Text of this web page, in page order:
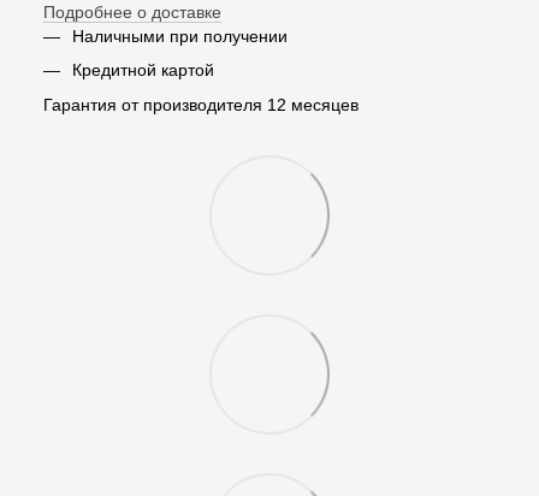
Подробнее о доставке
Наличными при получении
Кредитной картой
Гарантия от производителя 12 месяцев